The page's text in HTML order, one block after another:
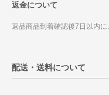
返金について
返品商品到着確認後7日以内に
配送・送料について